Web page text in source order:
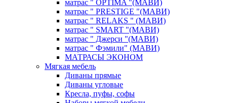
матрас " OPTIMA "(МАВИ)
матрас " PRESTIGE "(МАВИ)
матрас " RELAKS " (МАВИ)
матрас " SMART "(МАВИ)
матрас " Джерси "(МАВИ)
матрас " Фэмили" (МАВИ)
МАТРАСЫ ЭКОНОМ
Мягкая мебель
Диваны прямые
Диваны угловые
Кресла, пуфы, софы